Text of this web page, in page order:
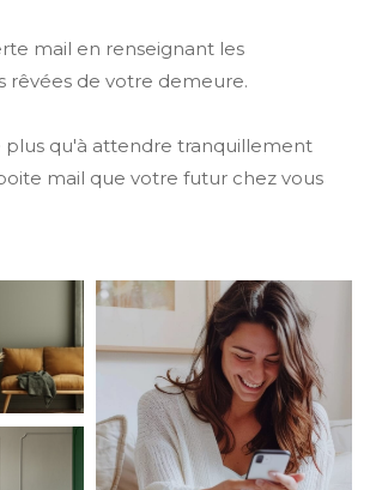
mail en renseignant les
rêvées de votre demeure.
plus qu'à attendre tranquillement
mail que votre futur chez vous